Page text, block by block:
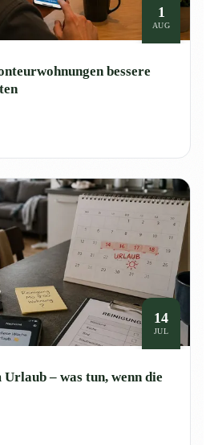
1
AUG
bessere
14
JUL
– was tun, wenn die